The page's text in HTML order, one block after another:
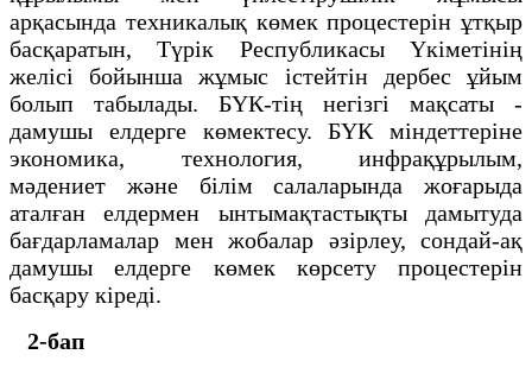
арқасында техникалық көмек процестерін ұтқыр
басқаратын, Түрік Республикасы Үкіметінің
желісі бойынша жұмыс істейтін дербес ұйым
болып табылады. БҮК-тің негізгі мақсаты -
дамушы елдерге көмектесу. БҮК міндеттеріне
экономика, технология, инфрақұрылым,
мәдениет және білім салаларында жоғарыда
аталған елдермен ынтымақтастықты дамытуда
бағдарламалар мен жобалар әзірлеу, сондай-ақ
дамушы елдерге көмек көрсету процестерін
басқару кіреді.
2-бап